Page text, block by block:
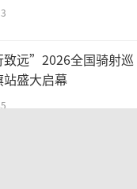
下伏笔。这场宴
甄士隐和客居葫
。
姓名听起来冷淡
致远”2026全国骑射巡
盛大启幕